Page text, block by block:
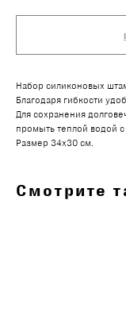
Набор силиконовых
Благодаря гибкости
Для сохранения
промыть теплой водой
Размер 34х30 см.
Смотрите